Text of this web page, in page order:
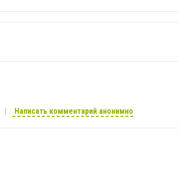
Написать комментарий анонимно